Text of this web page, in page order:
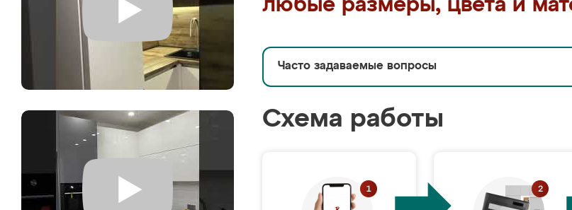
любые размеры, цвета и
Часто задаваемые вопросы
Схема работы